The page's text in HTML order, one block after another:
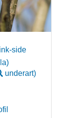
side
underart)